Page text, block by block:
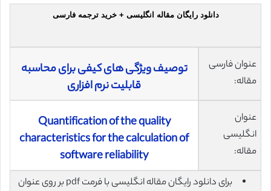
دانلود رایگان مقاله انگلیسی + خرید ترجمه فارسی
عنوان فارسی
مقاله:
توصیف ویژگی های کیفی برای محاسبه
قابلیت نرم افزاری
عنوان
انگلیسی
مقاله:
Quantification of the quality
characteristics for the calculation of
software reliability
برای دانلود رایگان مقاله انگلیسی با فرمت pdf بر روی عنوان